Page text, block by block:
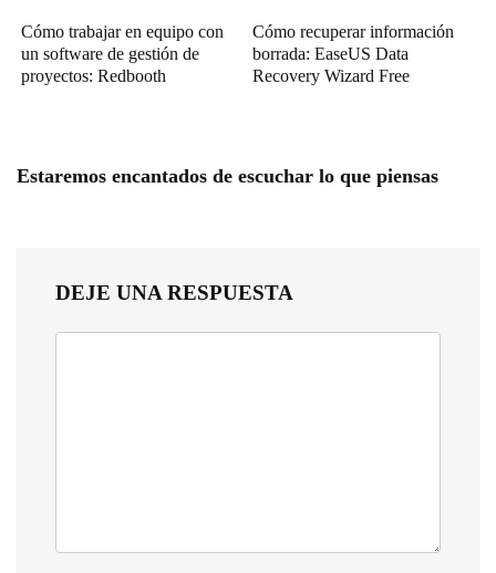
Cómo trabajar en equipo con
un software de gestión de
proyectos: Redbooth
Cómo recuperar información
borrada: EaseUS Data
Recovery Wizard Free
Estaremos encantados de escuchar lo que piensas
DEJE UNA RESPUESTA